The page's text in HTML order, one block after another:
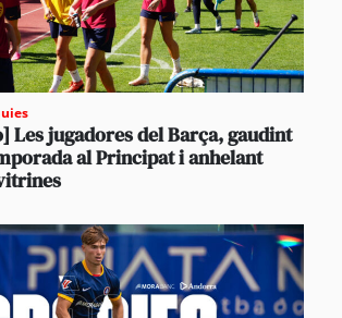
Les jugadores del Barça, gaudint
al Principat i anhelant